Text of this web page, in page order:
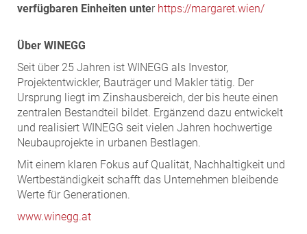
verfügbaren Einheiten unter https://margaret.wien/
Über WINEGG
Seit über 25 Jahren ist WINEGG als Investor,
Projektentwickler, Bauträger und Makler tätig. Der
Ursprung liegt im Zinshausbereich, der bis heute einen
zentralen Bestandteil bildet. Ergänzend dazu entwickelt
und realisiert WINEGG seit vielen Jahren hochwertige
Neubauprojekte in urbanen Bestlagen.
Mit einem klaren Fokus auf Qualität, Nachhaltigkeit und
Wertbeständigkeit schafft das Unternehmen bleibende
Werte für Generationen.
www.winegg.at